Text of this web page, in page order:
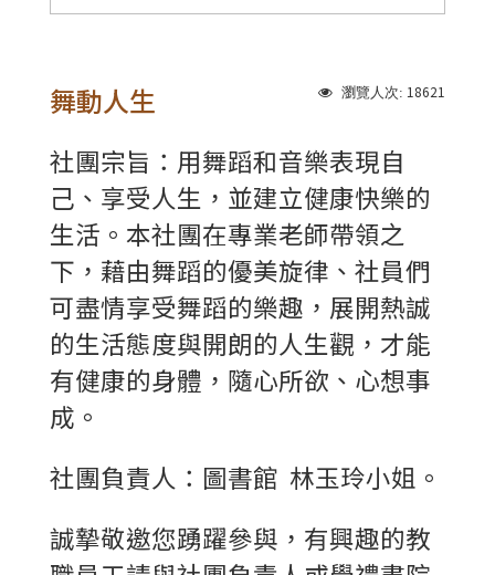
瀏覽人次: 18621
舞動人生
社團宗旨：用舞蹈和音樂表現自
己、享受人生，並建立健康快樂的
生活。本社團在專業老師帶領之
下，藉由舞蹈的優美旋律、社員們
可盡情享受舞蹈的樂趣，展開熱誠
的生活態度與開朗的人生觀，才能
有健康的身體，隨心所欲、心想事
成。
社團負責人：圖書館 林玉玲小姐。
誠摯敬邀您踴躍參與，有興趣的教